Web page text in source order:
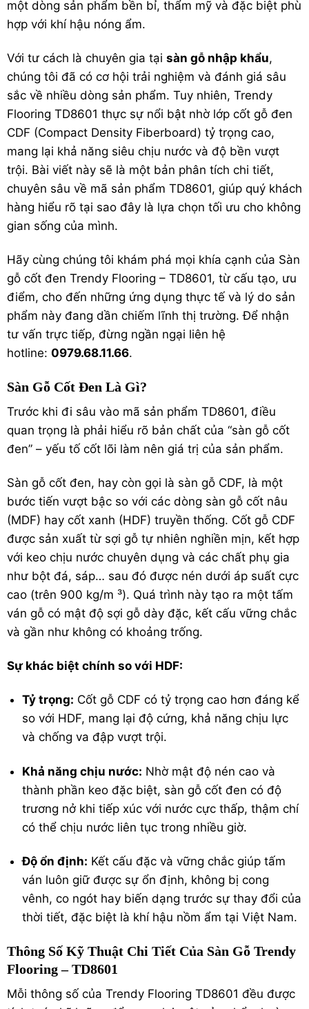
một dòng sản phẩm bền bỉ, thẩm mỹ và đặc biệt phù
hợp với khí hậu nóng ẩm.
Với tư cách là chuyên gia tại sàn gỗ nhập khẩu,
chúng tôi đã có cơ hội trải nghiệm và đánh giá sâu
sắc về nhiều dòng sản phẩm. Tuy nhiên, Trendy
Flooring TD8601 thực sự nổi bật nhờ lớp cốt gỗ đen
CDF (Compact Density Fiberboard) tỷ trọng cao,
mang lại khả năng siêu chịu nước và độ bền vượt
trội. Bài viết này sẽ là một bản phân tích chi tiết,
chuyên sâu về mã sản phẩm TD8601, giúp quý khách
hàng hiểu rõ tại sao đây là lựa chọn tối ưu cho không
gian sống của mình.
Hãy cùng chúng tôi khám phá mọi khía cạnh của Sàn
gỗ cốt đen Trendy Flooring – TD8601, từ cấu tạo, ưu
điểm, cho đến những ứng dụng thực tế và lý do sản
phẩm này đang dần chiếm lĩnh thị trường. Để nhận
tư vấn trực tiếp, đừng ngần ngại liên hệ
hotline: 0979.68.11.66.
Sàn Gỗ Cốt Đen Là Gì?
Trước khi đi sâu vào mã sản phẩm TD8601, điều
quan trọng là phải hiểu rõ bản chất của “sàn gỗ cốt
đen” – yếu tố cốt lõi làm nên giá trị của sản phẩm.
Sàn gỗ cốt đen, hay còn gọi là sàn gỗ CDF, là một
bước tiến vượt bậc so với các dòng sàn gỗ cốt nâu
(MDF) hay cốt xanh (HDF) truyền thống. Cốt gỗ CDF
được sản xuất từ sợi gỗ tự nhiên nghiền mịn, kết hợp
với keo chịu nước chuyên dụng và các chất phụ gia
như bột đá, sáp… sau đó được nén dưới áp suất cực
cao (trên 900 kg/m ³). Quá trình này tạo ra một tấm
ván gỗ có mật độ sợi gỗ dày đặc, kết cấu vững chắc
và gần như không có khoảng trống.
Sự khác biệt chính so với HDF:
Tỷ trọng: Cốt gỗ CDF có tỷ trọng cao hơn đáng kể
so với HDF, mang lại độ cứng, khả năng chịu lực
và chống va đập vượt trội.
Khả năng chịu nước: Nhờ mật độ nén cao và
thành phần keo đặc biệt, sàn gỗ cốt đen có độ
trương nở khi tiếp xúc với nước cực thấp, thậm chí
có thể chịu nước liên tục trong nhiều giờ.
Độ ổn định: Kết cấu đặc và vững chắc giúp tấm
ván luôn giữ được sự ổn định, không bị cong
vênh, co ngót hay biến dạng trước sự thay đổi của
thời tiết, đặc biệt là khí hậu nồm ẩm tại Việt Nam.
Thông Số Kỹ Thuật Chi Tiết Của Sàn Gỗ Trendy
Flooring – TD8601
Mỗi thông số của Trendy Flooring TD8601 đều được